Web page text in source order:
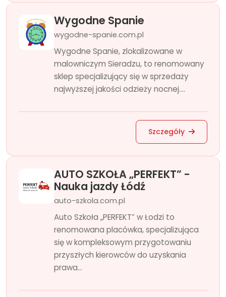
Wygodne Spanie
wygodne-spanie.com.pl
Wygodne Spanie, zlokalizowane w
malowniczym Sieradzu, to renomowany
sklep specjalizujący się w sprzedaży
najwyższej jakości odzieży nocnej....
Szczegóły
AUTO SZKOŁA „PERFEKT” -
Nauka jazdy Łódź
auto-szkola.com.pl
Auto Szkoła „PERFEKT” w Łodzi to
renomowana placówka, specjalizująca
się w kompleksowym przygotowaniu
przyszłych kierowców do uzyskania
prawa...